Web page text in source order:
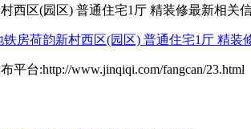
西区(园区) 普通住宅1厅 精装修最新相关信
铁房荷韵新村西区(园区) 普通住宅1厅 精装
平台:http://www.jinqiqi.com/fangcan/23.html